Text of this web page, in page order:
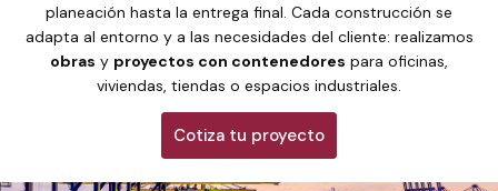
planeación hasta la entrega final. Cada construcción se
adapta al entorno y a las necesidades del cliente: realizamos
obras y proyectos con contenedores para oficinas,
viviendas, tiendas o espacios industriales.
Cotiza tu proyecto